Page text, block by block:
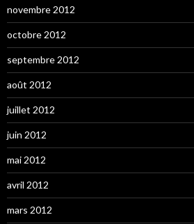
novembre 2012
octobre 2012
septembre 2012
août 2012
juillet 2012
juin 2012
mai 2012
avril 2012
mars 2012